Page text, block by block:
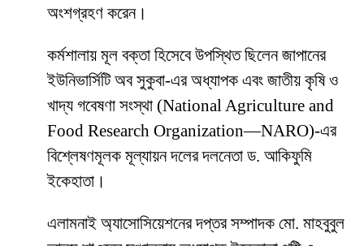
অংশগ্রহণ করেন।
কর্মশালায় মূল বক্তা হিসেবে উপস্থিত ছিলেন জাপানের
ইউনিভার্সিটি অব সুকুবা-এর অধ্যাপক এবং জাতীয় কৃষি ও
খাদ্য গবেষণা সংস্থা (National Agriculture and
Food Research Organization—NARO)-এর
বিশ্লেষণমূলক মূল্যায়ন দলের দলনেতা ড. আকিফুমি
ইকেহাতা।
এলামনাই অ্যাসোসিয়েশনের দপ্তর সম্পাদক মো. মাহবুবুল